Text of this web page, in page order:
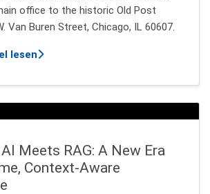
office to the historic Old Post
Van Buren Street, Chicago, IL 60607.
lesenüber Creating Space to Grow:
Meets RAG: A New Era
Context-Aware